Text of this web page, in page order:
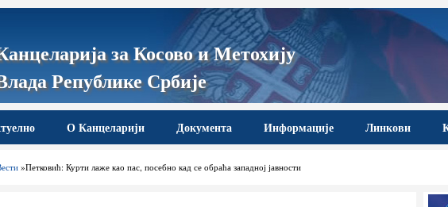
за Косово и Метохију
Републике Србије
О Канцеларији Документа Информације Линкови
»Петковић: Курти лаже као пас, посебно кад се обраћа западној јавности